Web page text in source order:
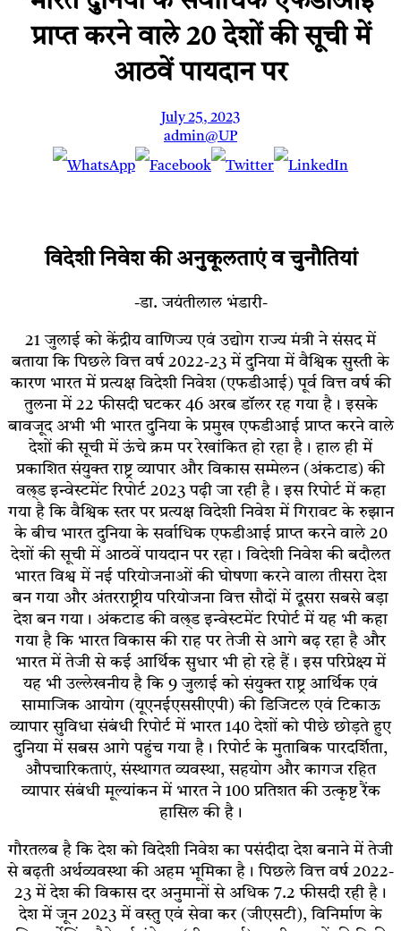
प्राप्त करने वाले 20 देशों की सूची में
आठवें पायदान पर
July 25, 2023
admin@UP
विदेशी निवेश की अनुकूलताएं व चुनौतियां
-डा. जयंतीलाल भंडारी-
21 जुलाई को केंद्रीय वाणिज्य एवं उद्योग राज्य मंत्री ने संसद में
बताया कि पिछले वित्त वर्ष 2022-23 में दुनिया में वैश्विक सुस्ती के
कारण भारत में प्रत्यक्ष विदेशी निवेश (एफडीआई) पूर्व वित्त वर्ष की
तुलना में 22 फीसदी घटकर 46 अरब डॉलर रह गया है। इसके
बावजूद अभी भी भारत दुनिया के प्रमुख एफडीआई प्राप्त करने वाले
देशों की सूची में ऊंचे क्रम पर रेखांकित हो रहा है। हाल ही में
प्रकाशित संयुक्त राष्ट्र व्यापार और विकास सम्मेलन (अंकटाड) की
वल्र्ड इन्वेस्टमेंट रिपोर्ट 2023 पढ़ी जा रही है। इस रिपोर्ट में कहा
गया है कि वैश्विक स्तर पर प्रत्यक्ष विदेशी निवेश में गिरावट के रुझान
के बीच भारत दुनिया के सर्वाधिक एफडीआई प्राप्त करने वाले 20
देशों की सूची में आठवें पायदान पर रहा। विदेशी निवेश की बदौलत
भारत विश्व में नई परियोजनाओं की घोषणा करने वाला तीसरा देश
बन गया और अंतरराष्ट्रीय परियोजना वित्त सौदों में दूसरा सबसे बड़ा
देश बन गया। अंकटाड की वल्र्ड इन्वेस्टमेंट रिपोर्ट में यह भी कहा
गया है कि भारत विकास की राह पर तेजी से आगे बढ़ रहा है और
भारत में तेजी से कई आर्थिक सुधार भी हो रहे हैं। इस परिप्रेक्ष्य में
यह भी उल्लेखनीय है कि 9 जुलाई को संयुक्त राष्ट्र आर्थिक एवं
सामाजिक आयोग (यूएनईएससीएपी) की डिजिटल एवं टिकाऊ
व्यापार सुविधा संबंधी रिपोर्ट में भारत 140 देशों को पीछे छोड़ते हुए
दुनिया में सबस आगे पहुंच गया है। रिपोर्ट के मुताबिक पारदर्शिता,
औपचारिकताएं, संस्थागत व्यवस्था, सहयोग और कागज रहित
व्यापार संबंधी मूल्यांकन में भारत ने 100 प्रतिशत की उत्कृष्ट रैंक
हासिल की है।
गौरतलब है कि देश को विदेशी निवेश का पसंदीदा देश बनाने में तेजी
से बढ़ती अर्थव्यवस्था की अहम भूमिका है। पिछले वित्त वर्ष 2022-
23 में देश की विकास दर अनुमानों से अधिक 7.2 फीसदी रही है।
देश में जून 2023 में वस्तु एवं सेवा कर (जीएसटी), विनिर्माण के